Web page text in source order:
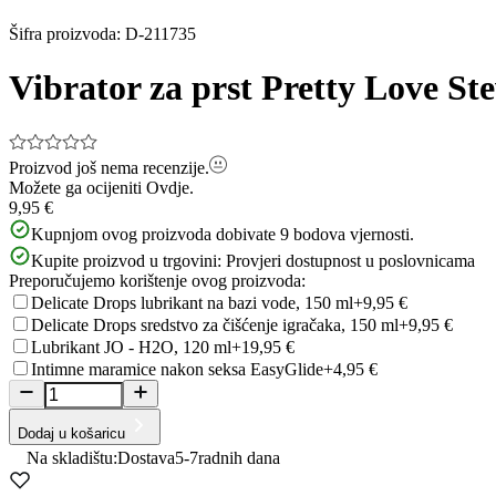
Šifra proizvoda: D-211735
Vibrator za prst Pretty Love
Proizvod još nema recenzije.
Možete ga ocijeniti Ovdje.
9,95 €
Kupnjom ovog proizvoda dobivate 9 bodova vjernosti.
Kupite proizvod u trgovini: Provjeri dostupnost u poslovnicama
Preporučujemo korištenje ovog proizvoda:
Delicate Drops lubrikant na bazi vode, 150 ml+9,95 €
Delicate Drops sredstvo za čišćenje igračaka, 150 ml+9,95 €
Lubrikant JO - H2O, 120 ml+19,95 €
Intimne maramice nakon seksa EasyGlide+4,95 €
Dodaj u košaricu
Na skladištu:Dostava5-7radnih dana